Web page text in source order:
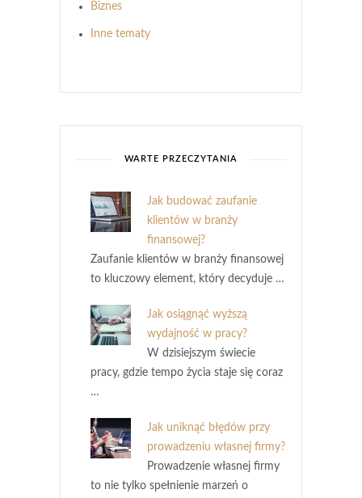
Biznes
Inne tematy
WARTE PRZECZYTANIA
Jak budować zaufanie
klientów w branży
finansowej?
Zaufanie klientów w branży finansowej
to kluczowy element, który decyduje …
Jak osiągnąć wyższą
wydajność w pracy?
W dzisiejszym świecie
pracy, gdzie tempo życia staje się coraz
…
Jak uniknąć błędów przy
prowadzeniu własnej firmy?
Prowadzenie własnej firmy
to nie tylko spełnienie marzeń o